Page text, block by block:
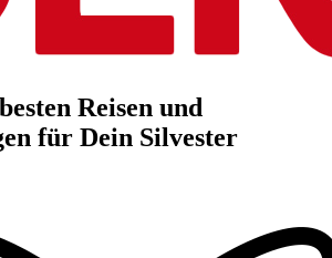
Reisen und
für Dein Silvester